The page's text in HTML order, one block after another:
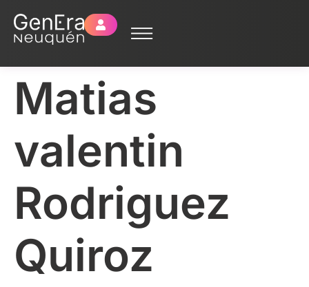
Matias
valentin
Rodriguez
Quiroz